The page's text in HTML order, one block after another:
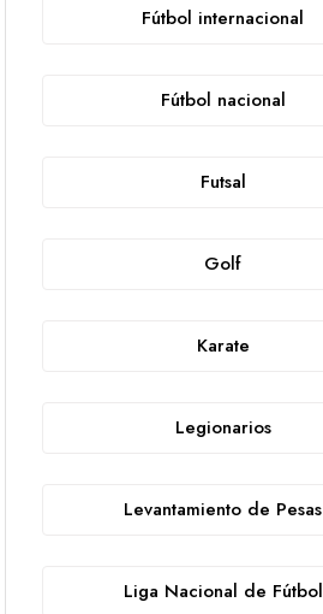
Fútbol internacional
Fútbol nacional
Futsal
Golf
Karate
Legionarios
Levantamiento de Pesas
Liga Nacional de Fútbol